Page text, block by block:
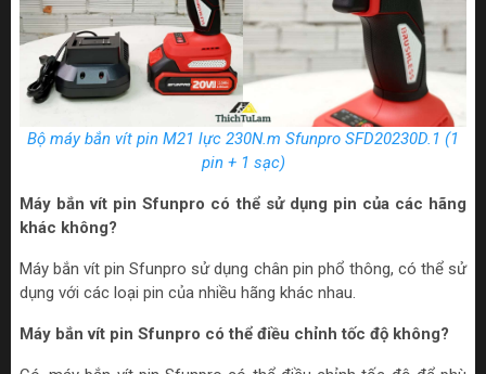
Bộ máy bắn vít pin M21 lực 230N.m Sfunpro SFD20230D.1 (1
pin + 1 sạc)
Máy bắn vít pin Sfunpro có thể sử dụng pin của các hãng
khác không?
Máy bắn vít pin Sfunpro sử dụng chân pin phổ thông, có thể sử
dụng với các loại pin của nhiều hãng khác nhau.
Máy bắn vít pin Sfunpro có thể điều chỉnh tốc độ không?